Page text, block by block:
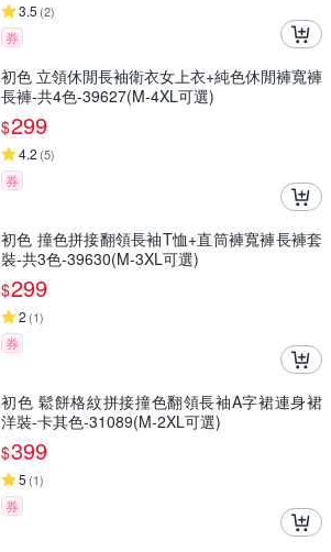
3.5 (2)
券
初色 立領休閒長袖衛衣女上衣+純色休閒褲寬褲
長褲-共4色-39627(M-4XL可選)
$299
4.2 (5)
券
初色 撞色拼接翻領長袖T恤+直筒褲寬褲長褲套
裝-共3色-39630(M-3XL可選)
$299
2 (1)
券
初色 鬆餅格紋拼接撞色翻領長袖A字裙連身裙
洋裝-卡其色-31089(M-2XL可選)
$399
5 (1)
券